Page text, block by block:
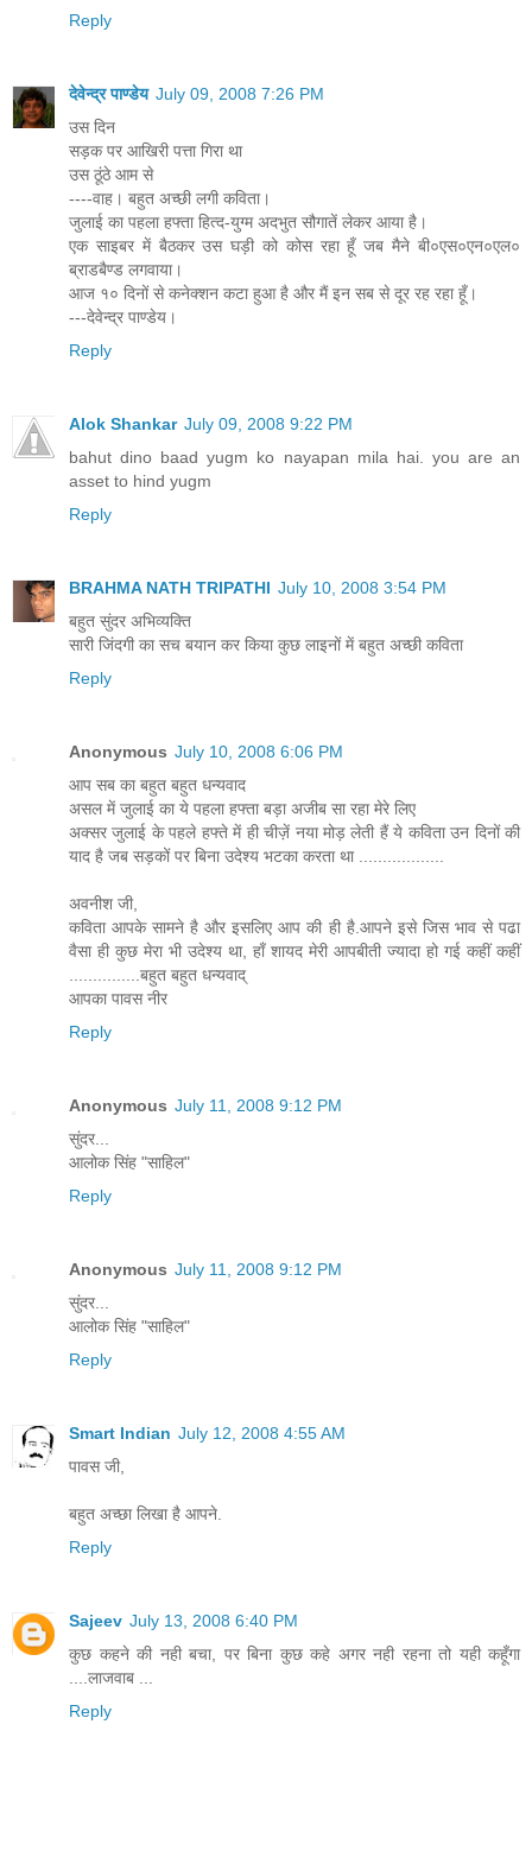
Reply
देवेन्द्र पाण्डेय July 09, 2008 7:26 PM
उस दिन
सड़क पर आखिरी पत्ता गिरा था
उस ठूंठे आम से
----वाह। बहुत अच्छी लगी कविता।
जुलाई का पहला हफ्ता हित्द-युग्म अदभुत सौगातें लेकर आया है।
एक साइबर में बैठकर उस घड़ी को कोस रहा हूँ जब मैने बी०एस०एन०एल०
ब्राडबैण्ड लगवाया।
आज १० दिनों से कनेक्शन कटा हुआ है और मैं इन सब से दूर रह रहा हूँ।
---देवेन्द्र पाण्डेय।
Reply
Alok Shankar July 09, 2008 9:22 PM
bahut dino baad yugm ko nayapan mila hai. you are an
asset to hind yugm
Reply
BRAHMA NATH TRIPATHI July 10, 2008 3:54 PM
बहुत सुंदर अभिव्यक्ति
सारी जिंदगी का सच बयान कर किया कुछ लाइनों में बहुत अच्छी कविता
Reply
Anonymous July 10, 2008 6:06 PM
आप सब का बहुत बहुत धन्यवाद
असल में जुलाई का ये पहला हफ्ता बड़ा अजीब सा रहा मेरे लिए
अक्सर जुलाई के पहले हफ्ते में ही चीज़ें नया मोड़ लेती हैं ये कविता उन दिनों की
याद है जब सड़कों पर बिना उदेश्य भटका करता था ..................
अवनीश जी,
कविता आपके सामने है और इसलिए आप की ही है.आपने इसे जिस भाव से पढा
वैसा ही कुछ मेरा भी उदेश्य था, हाँ शायद मेरी आपबीती ज्यादा हो गई कहीं कहीं
...............बहुत बहुत धन्यवाद्
आपका पावस नीर
Reply
Anonymous July 11, 2008 9:12 PM
सुंदर...
आलोक सिंह "साहिल"
Reply
Anonymous July 11, 2008 9:12 PM
सुंदर...
आलोक सिंह "साहिल"
Reply
Smart Indian July 12, 2008 4:55 AM
पावस जी,
बहुत अच्छा लिखा है आपने.
Reply
Sajeev July 13, 2008 6:40 PM
कुछ कहने की नही बचा, पर बिना कुछ कहे अगर नही रहना तो यही कहूँगा
....लाजवाब ...
Reply